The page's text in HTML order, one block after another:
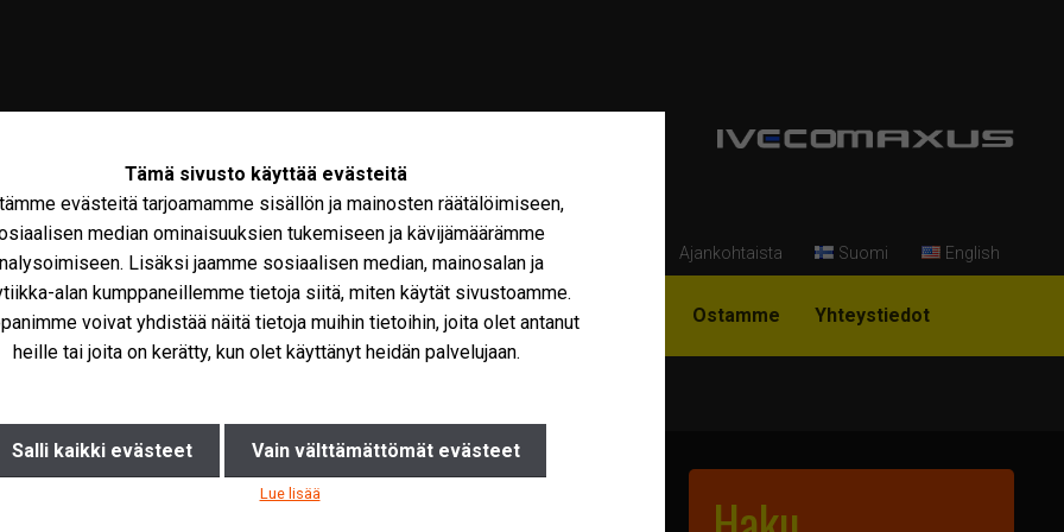
Ajankohtaista Suomi English
Maxus Iveco Varaosat Tarvikkeet Miksi Niemi-Korpi? Ostamme Yhteystiedot
Tämä sivusto käyttää evästeitä
evästeitä tarjoamamme sisällön ja mainosten räätälöimiseen,
median ominaisuuksien tukemiseen ja kävijämäärämme
Lisäksi jaamme sosiaalisen median, mainosalan ja
alan kumppaneillemme tietoja siitä, miten käytät sivustoamme.
voivat yhdistää näitä tietoja muihin tietoihin, joita olet antanut
heille tai joita on kerätty, kun olet käyttänyt heidän palvelujaan.
Salli kaikki evästeet Vain välttämättömät evästeet
Lue lisää